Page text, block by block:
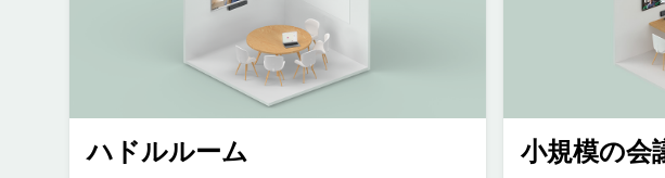
ハドルルーム 小規模の会